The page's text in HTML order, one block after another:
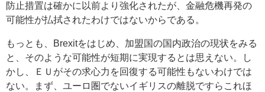
防止措置は確かに以前より強化されたが、金融危機再発の
可能性が払拭されたわけではないからである。
もっとも、Brexitをはじめ、加盟国の国内政治の現状をみる
と、そのような可能性が短期に実現するとは思えない。し
かし、ＥＵがその求心力を回復する可能性もないわけでは
ない。まず、ユーロ圏でないイギリスの離脱ですらこれほ